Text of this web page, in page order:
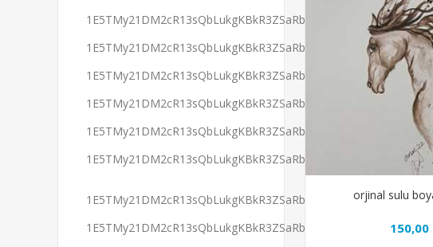
orjinal sulu
150,00
1E5TMy21DM2cR13sQbLukgKBkR3ZSaRbeB
1E5TMy21DM2cR13sQbLukgKBkR3ZSaRbeB
1E5TMy21DM2cR13sQbLukgKBkR3ZSaRbeB
1E5TMy21DM2cR13sQbLukgKBkR3ZSaRbeB
1E5TMy21DM2cR13sQbLukgKBkR3ZSaRbeB
1E5TMy21DM2cR13sQbLukgKBkR3ZSaRbeB
1E5TMy21DM2cR13sQbLukgKBkR3ZSaRbeB
1E5TMy21DM2cR13sQbLukgKBkR3ZSaRbeB